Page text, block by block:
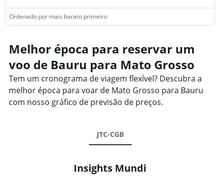
Ordenado por mais barato primeiro
Melhor época para reservar um
voo de Bauru para Mato Grosso
Tem um cronograma de viagem flexível? Descubra a
melhor época para voar de Mato Grosso para Bauru
com nosso gráfico de previsão de preços.
JTC-CGB
Insights Mundi